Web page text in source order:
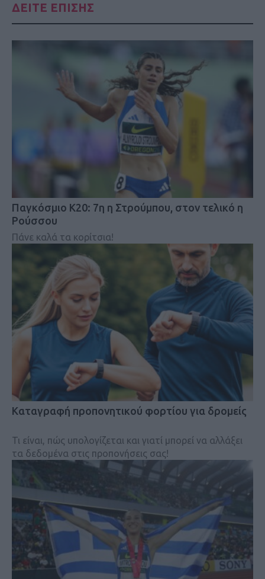
ΔΕΙΤΕ ΕΠΙΣΗΣ
Παγκόσμιο Κ20: 7η η Στρούμπου, στον τελικό η
Ρούσσου
Πάνε καλά τα κορίτσια!
Kαταγραφή προπονητικού φορτίου για δρομείς
Τι είναι, πώς υπολογίζεται και γιατί μπορεί να αλλάξει
τα δεδομένα στις προπονήσεις σας!